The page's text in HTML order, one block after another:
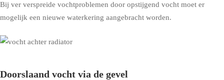
Bij ver verspreide vochtproblemen door opstijgend vocht moet er
mogelijk een nieuwe waterkering aangebracht worden.
Doorslaand vocht via de gevel